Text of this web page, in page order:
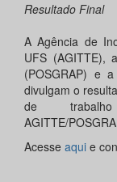
Resultado Final
A Agência de
UFS (AGITTE),
(POSGRAP) e
divulgam o
de
AGITTE/
Acesse aqui e